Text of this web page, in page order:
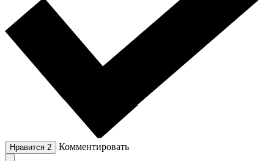
Нравится 2 Комментировать